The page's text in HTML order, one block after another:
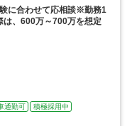
に合わせて応相談※勤務1
は、600万～700万を想定
通勤可
積極採用中